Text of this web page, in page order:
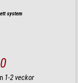
system
1-2 veckor